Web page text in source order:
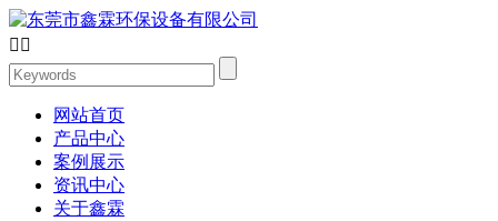
 
网站首页
产品中心
案例展示
资讯中心
关于鑫霖